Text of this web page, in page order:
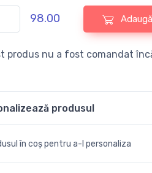
98.00
produs nu a fost comandat
produsul
în coș pentru a-l personaliza